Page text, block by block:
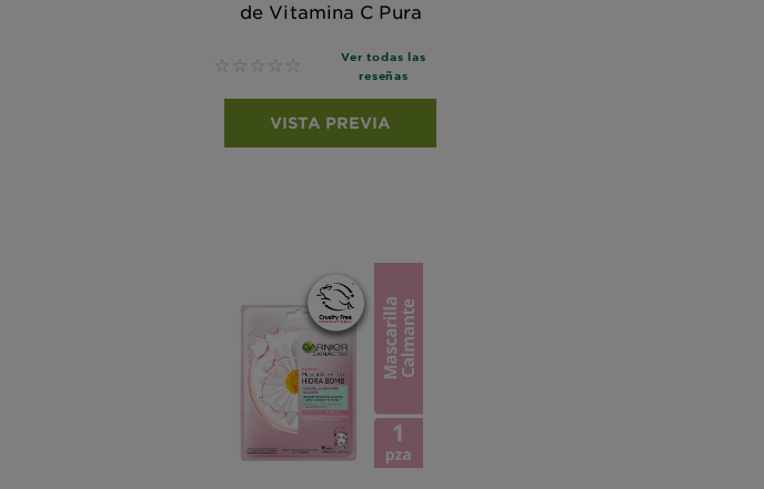
de Vitamina C Pura​
No reviews
Ver todas las
reseñas
VISTA PREVIA